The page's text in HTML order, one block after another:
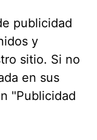
publicidad
y
sitio. Si no
en sus
"Publicidad